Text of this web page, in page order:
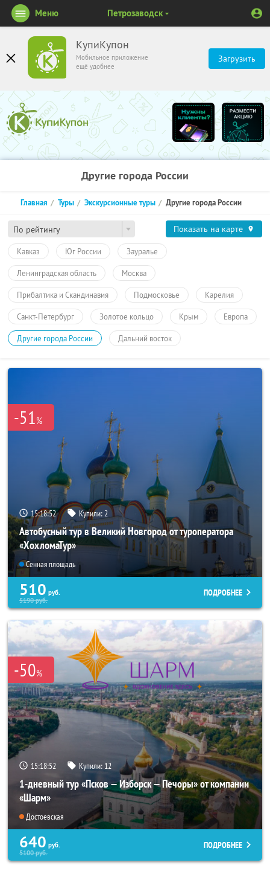
КупиКупон
Мобильное приложение
ещё удобнее
Загрузить
Меню Петрозаводск
Другие города России
По рейтингу
Главная Туры Экскурсионные туры Другие города России
Показать на карте
Кавказ Юг России Зауралье
Ленинградская область Москва
Прибалтика и Скандинавия Подмосковье Карелия
Санкт-Петербург Золотое кольцо Крым Европа
Другие города России Дальний восток
-51%
15:18:52 Купили: 2
Автобусный тур в Великий Новгород от туроператора
«ХохломаТур»
Сенная площадь
510 руб.
5190руб.
ПОДРОБНЕЕ
-50%
15:18:52 Купили: 12
1-дневный тур «Псков — Изборск — Печоры» от компании
«Шарм»
Достоевская
640 руб.
5100руб.
ПОДРОБНЕЕ